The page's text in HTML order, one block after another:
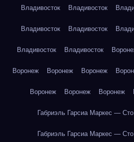
Владивосток Владивосток
Владивосток Владивосток
Владивосток Владивосток
Воронеж Воронеж Воронеж
Воронеж Воронеж Воронеж
Габриэль Гарсиа Маркес —
Габриэль Гарсиа Маркес —